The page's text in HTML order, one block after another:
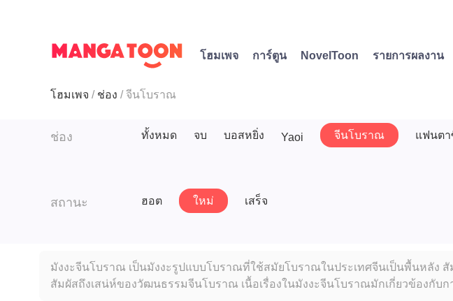
โฮมเพจ การ์ตูน NovelToon รายการผลงาน
โฮมเพจ ช่อง จีนโบราณ
ช่อง ทั้งหมด จบ บอสหยิ่ง Yaoi จีนโบราณ แฟนตา
สถานะ ฮอต ใหม่ เสร็จ
มังงะจีนโบราณ เป็นมังงะรูปแบบโบราณที่ใช้สมัยโบราณในประเทศจีนเป็นพื้นหลั
สัมผัสถึงเสน่ห์ของวัฒนธรรมจีนโบราณ เนื้อเรื่องในมังงะจีนโบราณมักเกี่ยวข้องกับก